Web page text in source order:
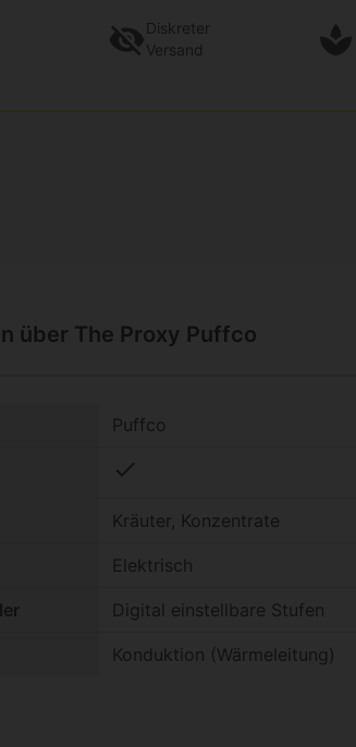
Diskreter
Versand
über The Proxy Puffco
Puffco
check
Kräuter, Konzentrate
Elektrisch
Digital einstellbare Stufen
Konduktion (Wärmeleitung)